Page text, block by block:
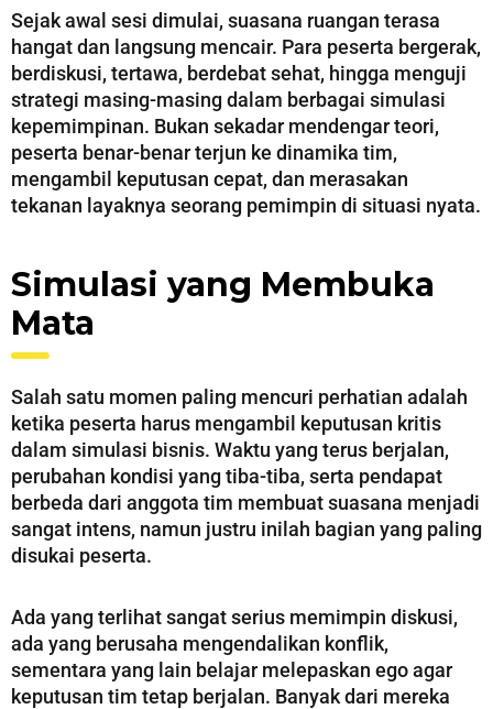
Sejak awal sesi dimulai, suasana ruangan terasa
hangat dan langsung mencair. Para peserta bergerak,
berdiskusi, tertawa, berdebat sehat, hingga menguji
strategi masing-masing dalam berbagai simulasi
kepemimpinan. Bukan sekadar mendengar teori,
peserta benar-benar terjun ke dinamika tim,
mengambil keputusan cepat, dan merasakan
tekanan layaknya seorang pemimpin di situasi nyata.
Simulasi yang Membuka
Mata
Salah satu momen paling mencuri perhatian adalah
ketika peserta harus mengambil keputusan kritis
dalam simulasi bisnis. Waktu yang terus berjalan,
perubahan kondisi yang tiba-tiba, serta pendapat
berbeda dari anggota tim membuat suasana menjadi
sangat intens, namun justru inilah bagian yang paling
disukai peserta.
Ada yang terlihat sangat serius memimpin diskusi,
ada yang berusaha mengendalikan konflik,
sementara yang lain belajar melepaskan ego agar
keputusan tim tetap berjalan. Banyak dari mereka